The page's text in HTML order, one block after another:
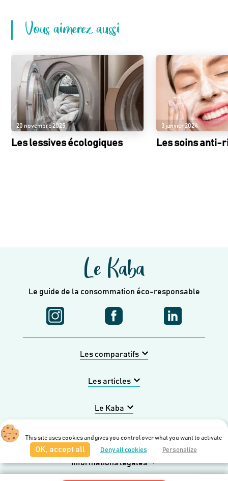
Vous aimerez aussi
20 novembre 2025
Les lessives écologiques
3 janvier 2024
Les soins anti-
Le Kaba
Le guide de la consommation éco-responsable
Les comparatifs
Les articles
Le Kaba
Entreprise
Informations légales
This site uses cookies and gives you control over what you want to activate
OK, accept all Deny all cookies Personalize